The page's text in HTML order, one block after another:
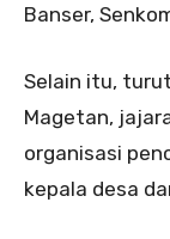
Banser,
Selain itu,
Magetan,
organisasi
kepala desa